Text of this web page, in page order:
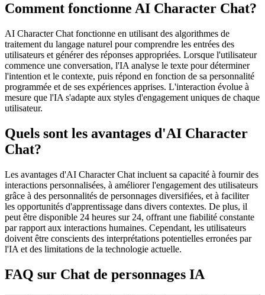
Comment fonctionne AI Character Chat?
AI Character Chat fonctionne en utilisant des algorithmes de
traitement du langage naturel pour comprendre les entrées des
utilisateurs et générer des réponses appropriées. Lorsque l'utilisateur
commence une conversation, l'IA analyse le texte pour déterminer
l'intention et le contexte, puis répond en fonction de sa personnalité
programmée et de ses expériences apprises. L'interaction évolue à
mesure que l'IA s'adapte aux styles d'engagement uniques de chaque
utilisateur.
Quels sont les avantages d'AI Character
Chat?
Les avantages d'AI Character Chat incluent sa capacité à fournir des
interactions personnalisées, à améliorer l'engagement des utilisateurs
grâce à des personnalités de personnages diversifiées, et à faciliter
les opportunités d'apprentissage dans divers contextes. De plus, il
peut être disponible 24 heures sur 24, offrant une fiabilité constante
par rapport aux interactions humaines. Cependant, les utilisateurs
doivent être conscients des interprétations potentielles erronées par
l'IA et des limitations de la technologie actuelle.
FAQ sur Chat de personnages IA